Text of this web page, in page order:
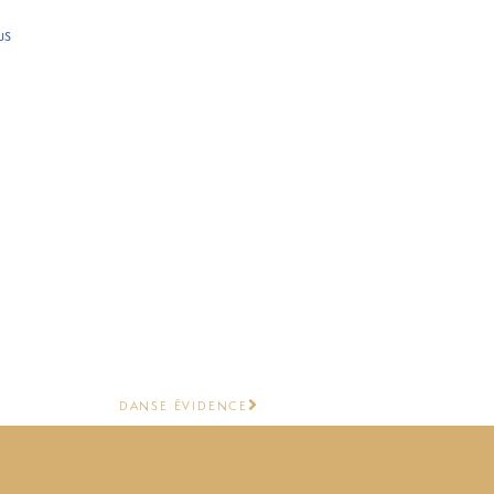
DANSE ÉVIDENCE